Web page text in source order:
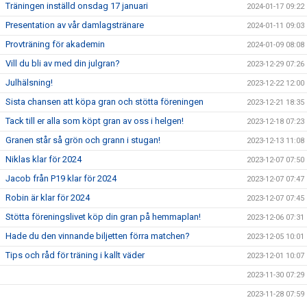
Träningen inställd onsdag 17 januari 2024-01-17 09:22
Presentation av vår damlagstränare 2024-01-11 09:03
Provträning för akademin 2024-01-09 08:08
Vill du bli av med din julgran? 2023-12-29 07:26
Julhälsning! 2023-12-22 12:00
Sista chansen att köpa gran och stötta föreningen 2023-12-21 18:35
Tack till er alla som köpt gran av oss i helgen! 2023-12-18 07:23
Granen står så grön och grann i stugan! 2023-12-13 11:08
Niklas klar för 2024 2023-12-07 07:50
Jacob från P19 klar för 2024 2023-12-07 07:47
Robin är klar för 2024 2023-12-07 07:45
Stötta föreningslivet köp din gran på hemmaplan! 2023-12-06 07:31
Hade du den vinnande biljetten förra matchen? 2023-12-05 10:01
Tips och råd för träning i kallt väder 2023-12-01 10:07
2023-11-30 07:29
2023-11-28 07:59